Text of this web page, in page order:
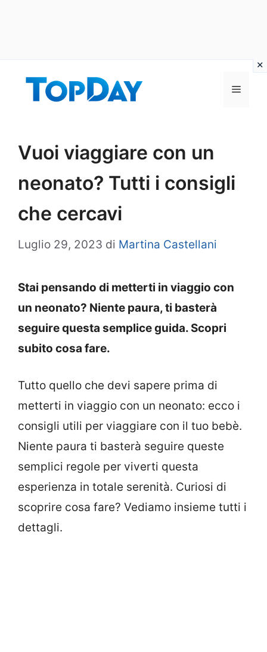
Menu
Vuoi viaggiare con un
neonato? Tutti i consigli
che cercavi
Luglio 29, 2023 di Martina Castellani
Stai pensando di metterti in viaggio con
un neonato? Niente paura, ti basterà
seguire questa semplice guida. Scopri
subito cosa fare.
Tutto quello che devi sapere prima di
metterti in viaggio con un neonato: ecco i
consigli utili per viaggiare con il tuo bebè.
Niente paura ti basterà seguire queste
semplici regole per viverti questa
esperienza in totale serenità. Curiosi di
scoprire cosa fare? Vediamo insieme tutti i
dettagli.